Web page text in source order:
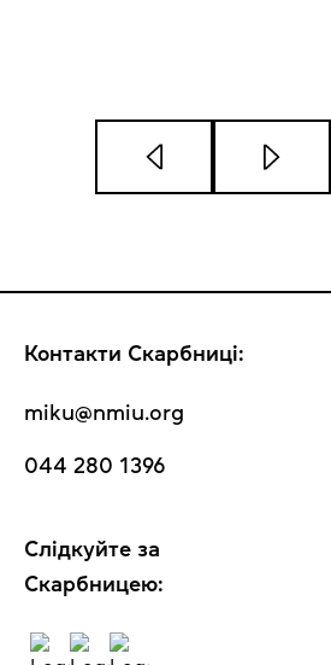
Контакти Скарбниці:
miku@nmiu.org
044 280 1396
Cлідкуйте за
Скарбницею: